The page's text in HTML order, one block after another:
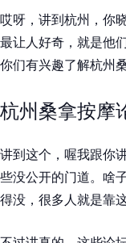
哎呀，讲到杭州，你
最让人好奇，就是他
你们有兴趣了解杭州
杭州桑拿按摩
讲到这个，喔我跟你
些没公开的门道。啥
得没，很多人就是靠